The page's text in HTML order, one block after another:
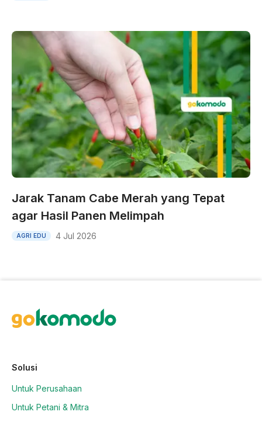
Jarak Tanam Cabe Merah yang Tepat
agar Hasil Panen Melimpah
AGRI EDU 4 Jul 2026
Solusi
Untuk Perusahaan
Untuk Petani & Mitra